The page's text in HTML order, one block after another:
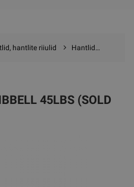
hantlite riiulid Hantlid
45LBS (SOLD